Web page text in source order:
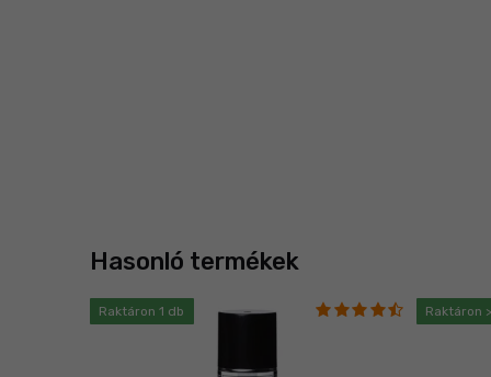
Hasonló termékek
Raktáron 1 db Raktáron